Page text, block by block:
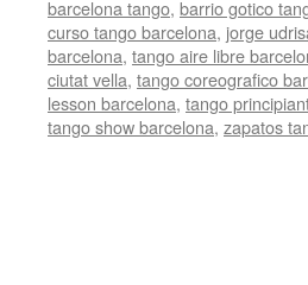
barcelona tango, barrio gotico
curso tango barcelona, jorge
barcelona, tango aire libre
ciutat vella, tango coreografico
lesson barcelona, tango
tango show barcelona, zapatos